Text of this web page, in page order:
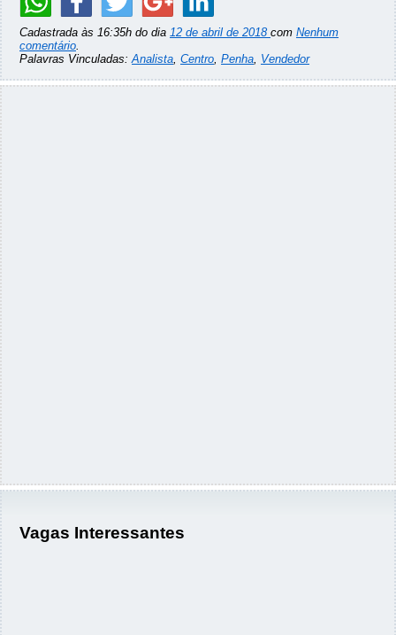
Cadastrada às 16:35h do dia 12 de abril de 2018 com Nenhum
comentário.
Palavras Vinculadas:Analista, Centro, Penha, Vendedor
Vagas Interessantes